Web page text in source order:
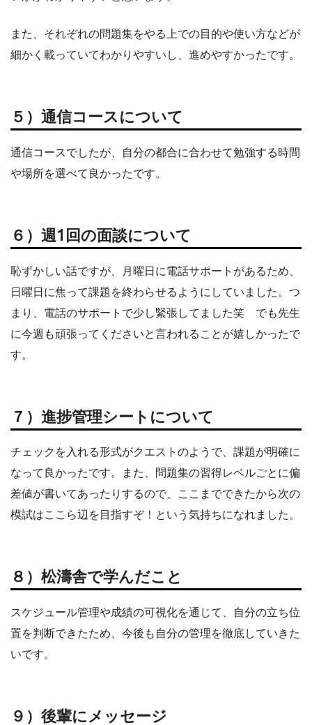
また、それぞれの問題集をやる上での目的や使い方などが
細かく載っていてわかりやすいし、進めやすかったです。
５）通信コースについて
通信コースでしたが、自分の都合に合わせて勉強する時間
や場所を選べて良かったです。
６）週1回の面談について
恥ずかしい話ですが、月曜日に電話サポートがあるため、
日曜日に焦って課題を終わらせるようにしていました。つ
まり、電話のサポートで少し緊張してました笑 でも先生
に今週も頑張ってくださいと言われることが嬉しかったで
す。
７）進捗管理シートについて
チェックを入れる形式がクエストのようで、課題が明確に
なって良かったです。また、問題集の習得レベルごとに偏
差値が書いてあったりするので、ここまでできたから次の
模試はここら辺を目指すぞ！という気持ちになれました。
８）松濤舎で学んだこと
スケジュール管理や成績の可視化を通じて、自分の立ち位
置を判断できたため、今後も自分の管理を徹底していきた
いです。
９）後輩にメッセージ